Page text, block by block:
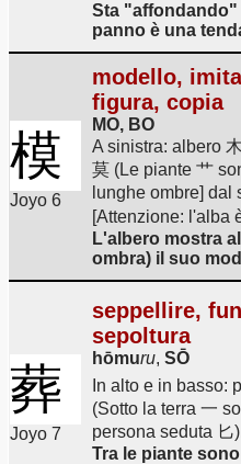
Sta "affondando"
panno è una
模
Joyo 6
modello,
figura, copia
MO, BO
A sinistra: albero
莫 (Le piante 艹
lunghe ombre] dal
[Attenzione: l'alba
L'albero mostra
ombra) il suo
葬
Joyo 7
seppellire,
sepoltura
hōmuru, SŌ
In alto e in basso:
(Sotto la terra 一
persona seduta 匕
Tra le piante